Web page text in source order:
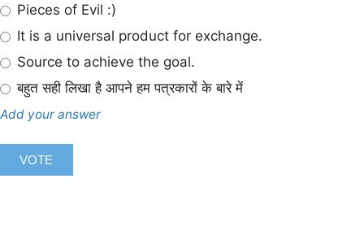
Pieces of Evil :)
It is a universal product for exchange.
Source to achieve the goal.
बहुत सही लिखा है आपने हम पत्रकारों के बारे में
Add your answer